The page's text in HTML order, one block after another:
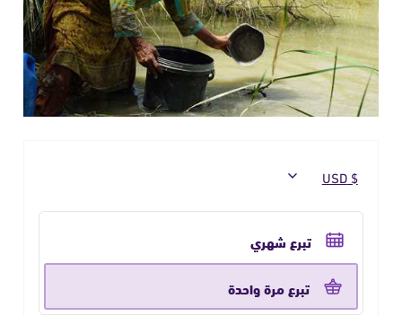
حدد
تكرار
التبرع
تبرع شهري
تبرع مرة واحدة